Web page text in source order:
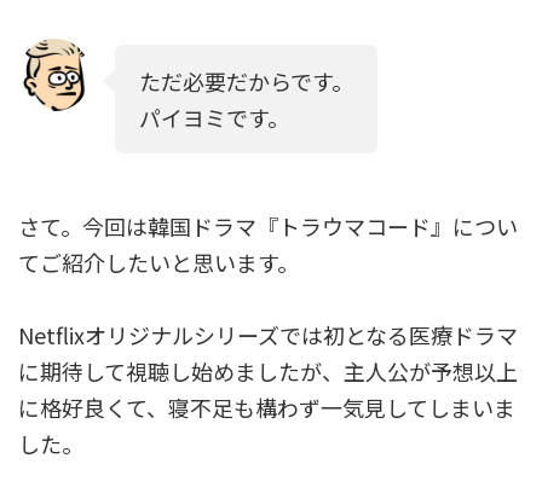
ただ必要だからです。
パイヨミです。
さて。今回は韓国ドラマ『トラウマコード』につい
てご紹介したいと思います。
Netflixオリジナルシリーズでは初となる医療ドラマ
に期待して視聴し始めましたが、主人公が予想以上
に格好良くて、寝不足も構わず一気見してしまいま
した。